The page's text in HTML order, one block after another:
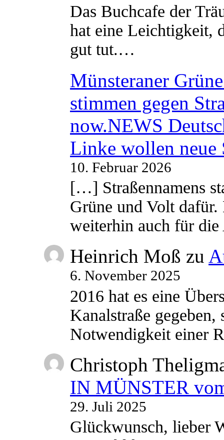
Das Buchcafe der
hat eine Leichtigkeit,
gut tut.…
Münsteraner
stimmen gegen
now.NEWS
Linke wollen neue
10. Februar 2026
[…] Straßennamens
Grüne und Volt
weiterhin auch für
Heinrich Moß zu
6. November 2025
2016 hat es eine
Kanalstraße
Notwendigkeit einer
Christoph
IN MÜNSTER
29. Juli 2025
Glückwunsch, lieber